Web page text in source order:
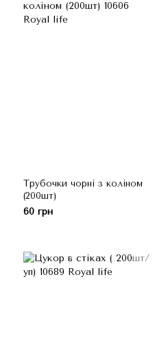
Трубочки чорні з коліном
(200шт)
60 грн